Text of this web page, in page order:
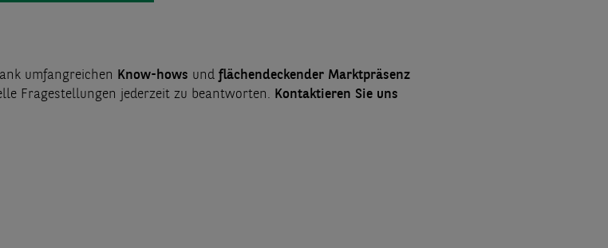
umfangreichen Know-hows undflächendeckender Marktpräsenz
Fragestellungen jederzeit zu beantworten. Kontaktieren Sie uns